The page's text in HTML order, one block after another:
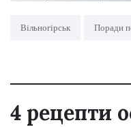
Вільногірськ Поради
4 рецепти